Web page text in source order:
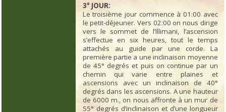
3° JOUR:
Le troisième jour commence à 01:00 avec
le petit-déjeuner. Vers 02:00 on nous dirige
vers le sommet de l’Illimani, l’ascension
s’effectue en six heures, tout le temps
attachés au guide par une corde. La
première partie a une inclinaison moyenne
de 45° degrés et puis on continue par un
chemin qui varie entre plaines et
ascensions avec un inclinaison de 40°
degrés dans les ascensions. A une hauteur
de 6000 m., on nous affronte à un mur de
55° degrés d’inclinaison et d’une longueur